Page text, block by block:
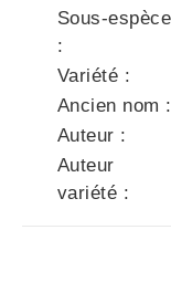
Sous-espèce
:
Variété :
Ancien nom :
Auteur :
Auteur
variété :